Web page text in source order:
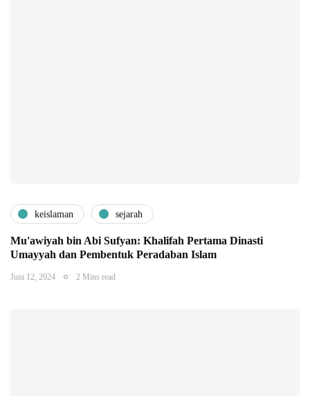
keislaman sejarah
Mu'awiyah bin Abi Sufyan: Khalifah Pertama Dinasti
Umayyah dan Pembentuk Peradaban Islam
Juni 12, 2024 2 Mins read